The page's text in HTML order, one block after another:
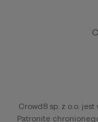
Crowd8 sp. z o.o.
Patronite